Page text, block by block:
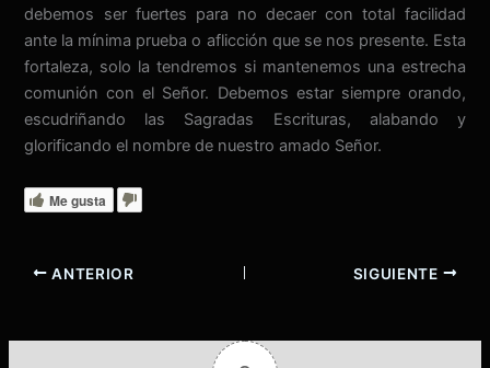
debemos ser fuertes para no decaer con total facilidad
ante la mínima prueba o aflicción que se nos presente. Esta
fortaleza, solo la tendremos si mantenemos una estrecha
comunión con el Señor. Debemos estar siempre orando,
escudriñando las Sagradas Escrituras, alabando y
glorificando el nombre de nuestro amado Señor.
Me gusta
ANTERIOR SIGUIENTE